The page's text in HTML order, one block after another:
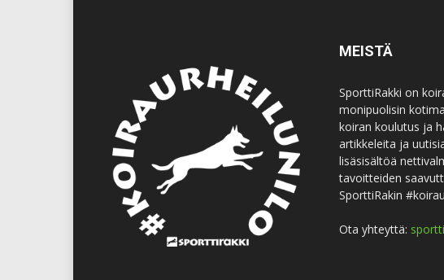
MEISTÄ
SporttiRakki on
monipuolisin
koiran koulutus ja
artikkeleita ja
lisäsisältöä
tavoitteiden
SporttiRakin
Ota yhteyttä: